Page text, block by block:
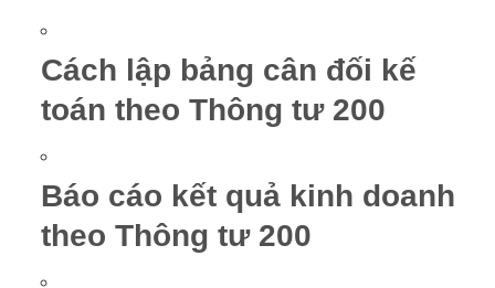
Cách lập bảng cân đối kế
toán theo Thông tư 200
Báo cáo kết quả kinh doanh
theo Thông tư 200